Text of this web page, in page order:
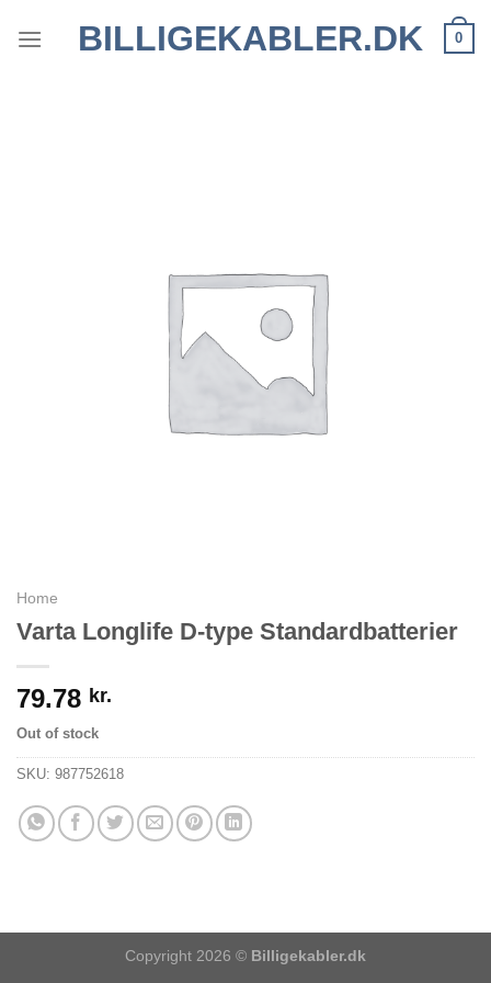
BILLIGEKABLER.DK 0
Home
Varta Longlife D-type Standardbatterier
79.78 kr.
Out of stock
SKU: 987752618
Copyright 2026 © Billigekabler.dk